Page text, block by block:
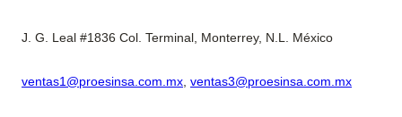
J. G. Leal #1836 Col. Terminal, Monterrey, N.L. México
ventas1@proesinsa.com.mx ventas3@proesinsa.com.mx